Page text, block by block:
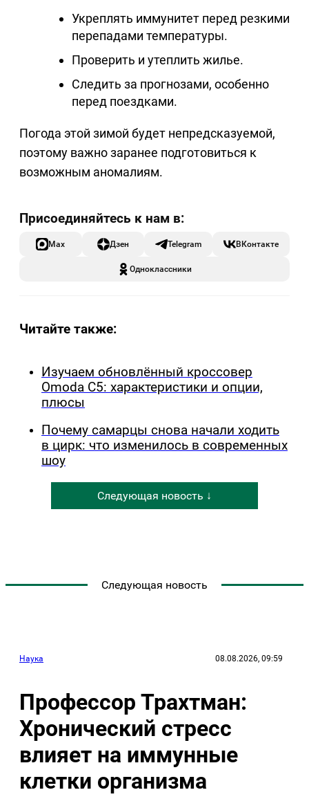
Укреплять иммунитет перед резкими
перепадами температуры.
Проверить и утеплить жилье.
Следить за прогнозами, особенно
перед поездками.
Погода этой зимой будет непредсказуемой,
поэтому важно заранее подготовиться к
возможным аномалиям.
Max Дзен Telegram ВКонтакте
Одноклассники
Читайте также:
Изучаем обновлённый кроссовер
Omoda C5: характеристики и опции,
плюсы
Почему самарцы снова начали ходить
в цирк: что изменилось в современных
шоу
Следующая новость ↓
Следующая новость
Наука 08.08.2026, 09:59
Профессор Трахтман:
Хронический стресс
влияет на иммунные
клетки организма